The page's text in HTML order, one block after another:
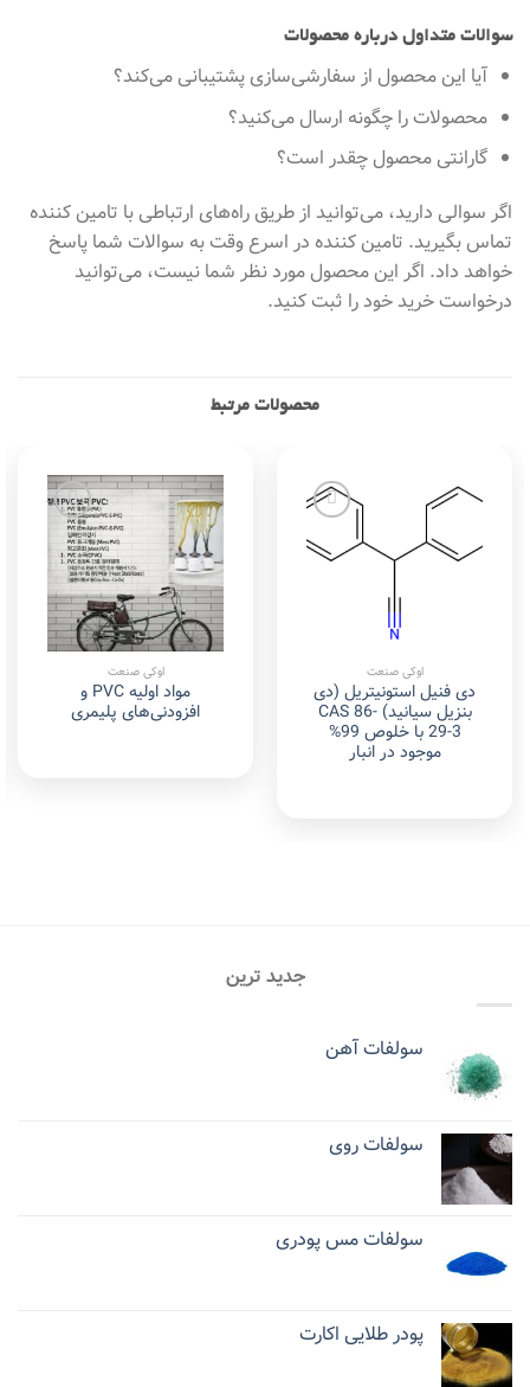
سوالات متداول درباره محصولات
آیا این محصول از سفارشی‌سازی پشتیبانی می‌کند؟
محصولات را چگونه ارسال می‌کنید؟
گارانتی محصول چقدر است؟
اگر سوالی دارید، می‌توانید از طریق راه‌های ارتباطی با تامین کننده
تماس بگیرید. تامین کننده در اسرع وقت به سوالات شما پاسخ
خواهد داد. اگر این محصول مورد نظر شما نیست، می‌توانید
درخواست خرید خود را ثبت کنید.
محصولات مرتبط
Add to
wishlist
اوکی صنعت
دی فنیل استونیتریل (دی
بنزیل سیانید) CAS 86-
29-3 با خلوص 99%
موجود در انبار
Add to
wishlist
اوکی صنعت
مواد اولیه PVC و
افزودنی‌های پلیمری
جدید ترین
سولفات آهن
سولفات روی
سولفات مس پودری
پودر طلایی اکارت